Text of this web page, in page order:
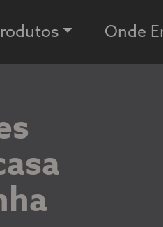
Onde